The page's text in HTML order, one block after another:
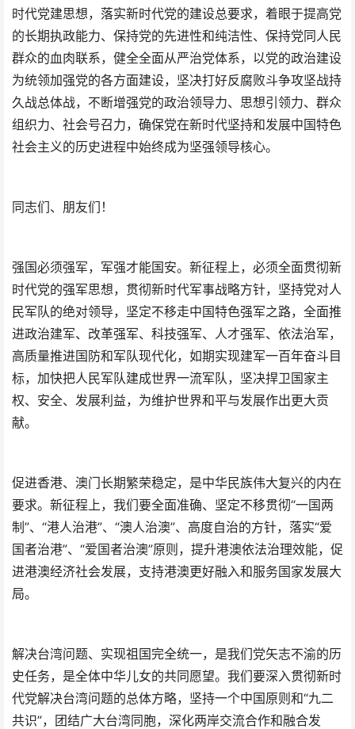
时代党建思想，落实新时代党的建设总要求，着眼于提高党
的长期执政能力、保持党的先进性和纯洁性、保持党同人民
群众的血肉联系，健全全面从严治党体系，以党的政治建设
为统领加强党的各方面建设，坚决打好反腐败斗争攻坚战持
久战总体战，不断增强党的政治领导力、思想引领力、群众
组织力、社会号召力，确保党在新时代坚持和发展中国特色
社会主义的历史进程中始终成为坚强领导核心。
同志们、朋友们！
强国必须强军，军强才能国安。新征程上，必须全面贯彻新
时代党的强军思想，贯彻新时代军事战略方针，坚持党对人
民军队的绝对领导，坚定不移走中国特色强军之路，全面推
进政治建军、改革强军、科技强军、人才强军、依法治军，
高质量推进国防和军队现代化，如期实现建军一百年奋斗目
标，加快把人民军队建成世界一流军队，坚决捍卫国家主
权、安全、发展利益，为维护世界和平与发展作出更大贡
献。
促进香港、澳门长期繁荣稳定，是中华民族伟大复兴的内在
要求。新征程上，我们要全面准确、坚定不移贯彻“一国两
制”、“港人治港”、“澳人治澳”、高度自治的方针，落实“爱
国者治港”、“爱国者治澳”原则，提升港澳依法治理效能，促
进港澳经济社会发展，支持港澳更好融入和服务国家发展大
局。
解决台湾问题、实现祖国完全统一，是我们党矢志不渝的历
史任务，是全体中华儿女的共同愿望。我们要深入贯彻新时
代党解决台湾问题的总体方略，坚持一个中国原则和“九二
共识”，团结广大台湾同胞，深化两岸交流合作和融合发